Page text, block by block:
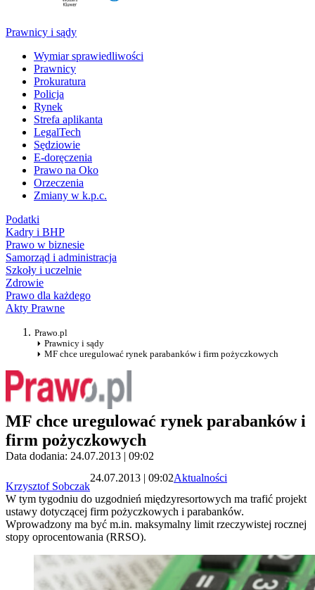
Prawnicy i sądy
Wymiar sprawiedliwości
Prawnicy
Prokuratura
Policja
Rynek
Strefa aplikanta
LegalTech
Sędziowie
E-doręczenia
Prawo na Oko
Orzeczenia
Zmiany w k.p.c.
Podatki
Kadry i BHP
Prawo w biznesie
Samorząd i administracja
Szkoły i uczelnie
Zdrowie
Prawo dla każdego
Akty Prawne
Prawo.pl
Prawnicy i sądy
MF chce uregulować rynek parabanków i firm pożyczkowych
MF chce uregulować rynek parabanków i
firm pożyczkowych
Data dodania: 24.07.2013 | 09:02
Krzysztof Sobczak
24.07.2013 | 09:02Aktualności
W tym tygodniu do uzgodnień międzyresortowych ma trafić projekt
ustawy dotyczącej firm pożyczkowych i parabanków.
Wprowadzony ma być m.in. maksymalny limit rzeczywistej rocznej
stopy oprocentowania (RRSO).